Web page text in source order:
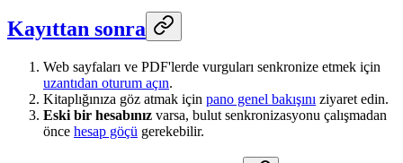
Kayıttan sonra
Web sayfaları ve PDF'lerde vurguları senkronize etmek için
uzantıdan oturum açın.
Kitaplığınıza göz atmak için pano genel bakışını ziyaret edin.
Eski bir hesabınız varsa, bulut senkronizasyonu çalışmadan
önce hesap göçü gerekebilir.